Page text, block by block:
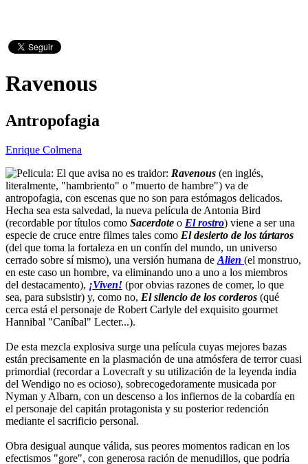
Ravenous
Antropofagia
Enrique Colmena
El que avisa no es traidor: Ravenous (en inglés,
literalmente, "hambriento" o "muerto de hambre") va de
antropofagia, con escenas que no son para estómagos delicados.
Hecha sea esta salvedad, la nueva película de Antonia Bird
(recordable por títulos como Sacerdote o El rostro) viene a ser una
especie de cruce entre filmes tales como El desierto de los tártaros
(del que toma la fortaleza en un confín del mundo, un universo
cerrado sobre sí mismo), una versión humana de Alien (el monstruo,
en este caso un hombre, va eliminando uno a uno a los miembros
del destacamento), ¡Viven! (por obvias razones de comer, lo que
sea, para subsistir) y, como no, El silencio de los corderos (qué
cerca está el personaje de Robert Carlyle del exquisito gourmet
Hannibal "Caníbal" Lecter...).
De esta mezcla explosiva surge una película cuyas mejores bazas
están precisamente en la plasmación de una atmósfera de terror cuasi
primordial (recordar a Lovecraft y su utilización de la leyenda india
del Wendigo no es ocioso), sobrecogedoramente musicada por
Nyman y Albarn, con un descenso a los infiernos de la cobardía en
el personaje del capitán protagonista y su posterior redención
mediante el sacrificio personal.
Obra desigual aunque válida, sus peores momentos radican en los
efectismos "gore", con generosa ración de menudillos, que podría